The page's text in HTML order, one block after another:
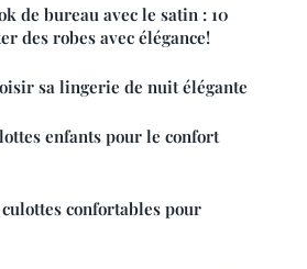
de bureau avec le satin : 10
des robes avec élégance!
sa lingerie de nuit élégante
enfants pour le confort
confortables pour